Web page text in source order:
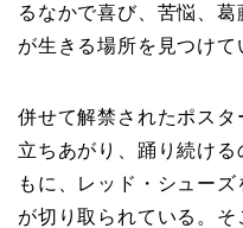
るなかで喜び、苦悩、
が生きる場所を見つけて
併せて解禁されたポスタ
立ちあがり、踊り続ける
もに、レッド・シュー
が切り取られている。